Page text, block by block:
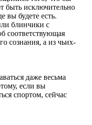
быть исключительно
вы будете есть.
блинчики с
соответствующая
сознания, а из чьих-
даже весьма
если вы
спортом, сейчас